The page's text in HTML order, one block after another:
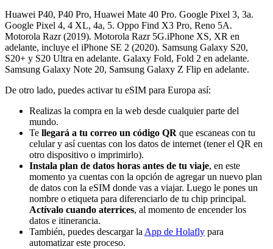
Huawei P40, P40 Pro, Huawei Mate 40 Pro. Google Pixel 3, 3a.
Google Pixel 4, 4 XL, 4a, 5. Oppo Find X3 Pro, Reno 5A.
Motorola Razr (2019). Motorola Razr 5G.iPhone XS, XR en
adelante, incluye el iPhone SE 2 (2020). Samsung Galaxy S20,
S20+ y S20 Ultra en adelante. Galaxy Fold, Fold 2 en adelante.
Samsung Galaxy Note 20, Samsung Galaxy Z Flip en adelante.
De otro lado, puedes activar tu eSIM para Europa así:
Realizas la compra en la web desde cualquier parte del
mundo.
Te llegará a tu correo un código QR que escaneas con tu
celular y así cuentas con los datos de internet (tener el QR en
otro dispositivo o imprimirlo).
Instala plan de datos horas antes de tu viaje, en este
momento ya cuentas con la opción de agregar un nuevo plan
de datos con la eSIM donde vas a viajar. Luego le pones un
nombre o etiqueta para diferenciarlo de tu chip principal.
Actívalo cuando aterrices, al momento de encender los
datos e itinerancia.
También, puedes descargar laApp de Holafly para
automatizar este proceso.